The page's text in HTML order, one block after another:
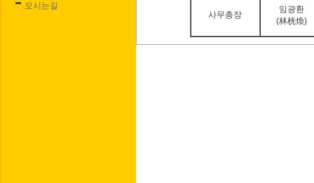
오시는길
사무총장
임광환
(林桄煥)